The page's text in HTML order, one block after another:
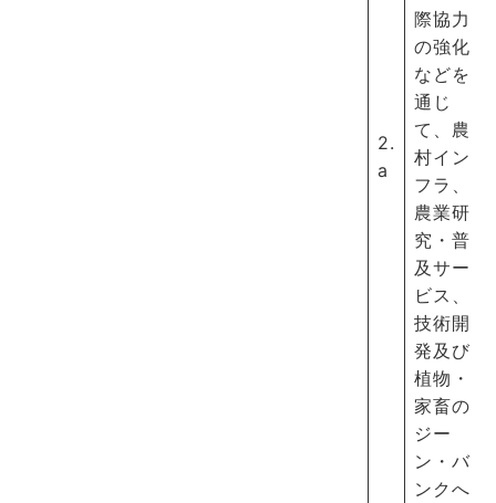
2.
a
際協力
の強化
などを
通じ
て、農
村イン
フラ、
農業研
究・普
及サー
ビス、
技術開
発及び
植物・
家畜の
ジー
ン・バ
ンクへ